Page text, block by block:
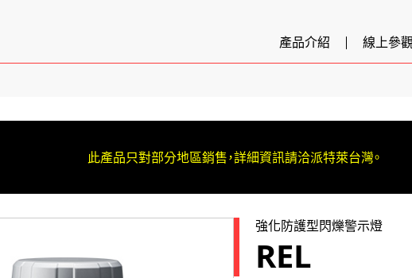
產品介紹 線上參
此產品只對部分地區銷售，詳細資訊請洽派特萊台灣。
強化防護型閃爍警示燈
REL